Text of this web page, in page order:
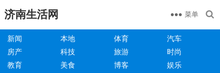
济南生活网 菜单
新闻 本地 体育
汽车
房产
科技 旅游
时尚
教育
美食 博客 娱乐